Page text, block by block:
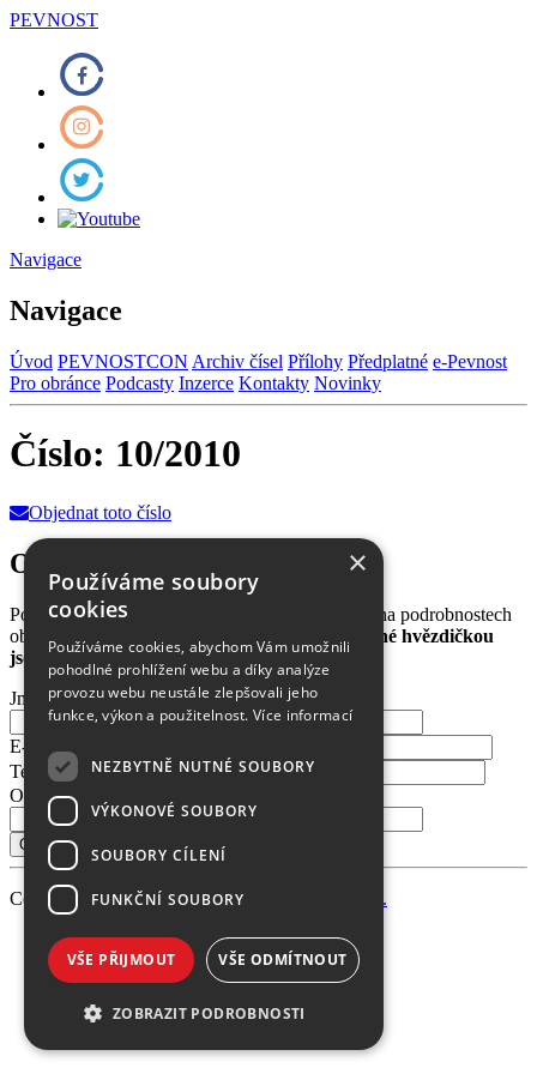
PEVNOST
Navigace
Navigace
Úvod PEVNOSTCON Archiv čísel Přílohy Předplatné e-Pevnost
Pro obránce Podcasty Inzerce Kontakty Novinky
Číslo: 10/2010
Objednat toto číslo
Objednání čísla 10/2010:
Pošlete nám Vaše kontakty a poté se domluvíme na podrobnostech
objednávky nebo předplatného.
Položky označené hvězdičkou
jsou povinné.
Jméno a příjmení*
E-mail
Telefon
Oblíbené téma
Copyright 2026 PEVNOST, made
×
Používáme soubory
cookies
Používáme cookies, abychom Vám umožnili
pohodlné prohlížení webu a díky analýze
provozu webu neustále zlepšovali jeho
funkce, výkon a použitelnost.Více informací
NEZBYTNĚ NUTNÉ SOUBORY
VÝKONOVÉ SOUBORY
SOUBORY CÍLENÍ
FUNKČNÍ SOUBORY
VŠE PŘIJMOUT VŠE ODMÍTNOUT
ZOBRAZIT PODROBNOSTI